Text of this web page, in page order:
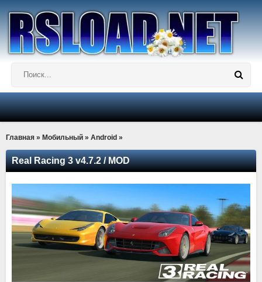
Главная » Мобильный » Android »
Real Racing 3 v4.7.2 / MOD